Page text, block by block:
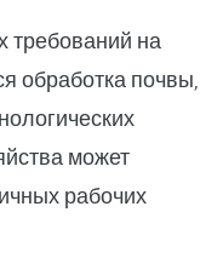
требований на
обработка почвы,
может
рабочих